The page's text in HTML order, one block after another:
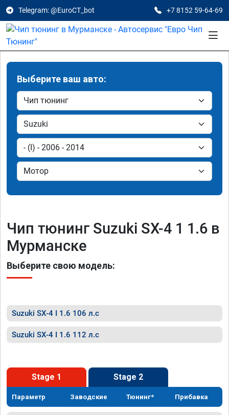
Telegram: @EuroCT_bot +7 8152 59-64-69
Выберите ваш авто:
Чип тюнинг Suzuki SX-4 1 1.6 в
Мурманске
Выберите свою модель:
Suzuki SX-4 I 1.6 106 л.с
Suzuki SX-4 I 1.6 112 л.с
Stage 1 Stage 2
Параметр Заводские Тюнинг* Прибавка